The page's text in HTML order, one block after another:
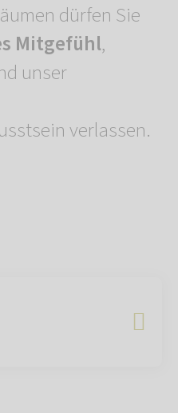
dürfen Sie
Mitgefühl,
unser
verlassen.